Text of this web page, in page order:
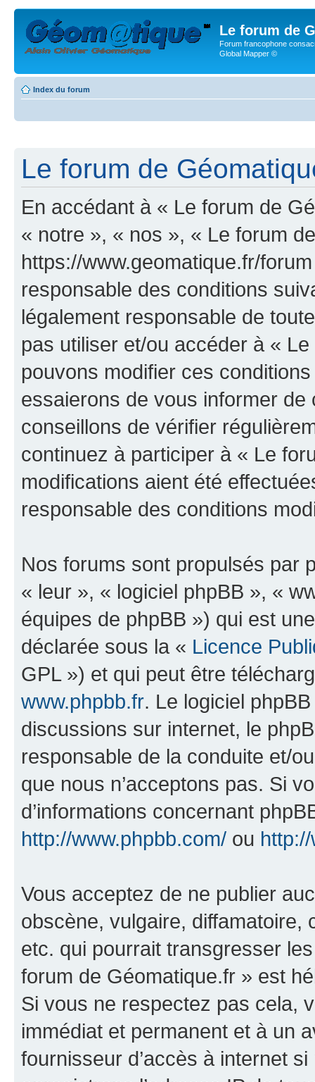
Le forum de
Forum francophone
Global Mapper ©
Index du forum
Le forum de
En accédant à « Le forum de
« notre », « nos », « Le forum
https://www.geomatique.fr/
responsable des conditions
légalement responsable de
pas utiliser et/ou accéder à «
pouvons modifier ces
essaierons de vous informer
conseillons de vérifier
continuez à participer à « Le
modifications aient été
responsable des conditions
Nos forums sont propulsés par
« leur », « logiciel phpBB », «
équipes de phpBB ») qui est
déclarée sous la « Licence
GPL ») et qui peut être
www.phpbb.fr. Le logiciel
discussions sur internet, le
responsable de la conduite et/
que nous n’acceptons pas. Si
d’informations concernant
http://www.phpbb.com/ ou
Vous acceptez de ne publier
obscène, vulgaire, diffamatoire,
etc. qui pourrait transgresser
forum de Géomatique.fr » est
Si vous ne respectez pas cela,
immédiat et permanent et à un
fournisseur d’accès à internet